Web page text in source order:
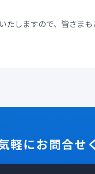
たしますので、皆さま
軽にお問合せ